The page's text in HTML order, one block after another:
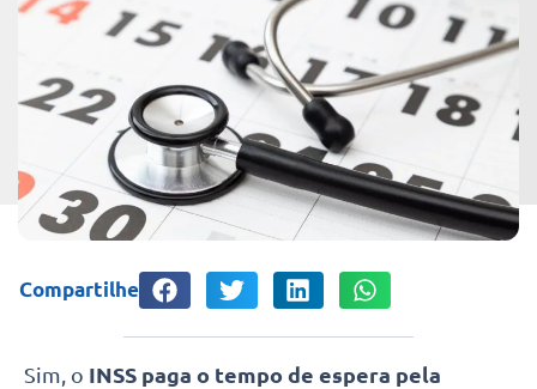
Compartilhe
Sim, o INSS paga o tempo de espera pela